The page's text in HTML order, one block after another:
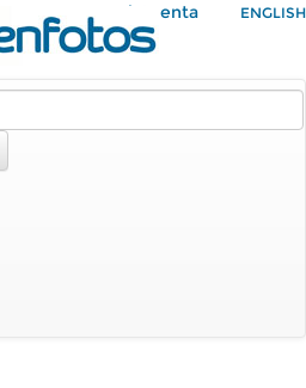
Mi Cuenta ENGLISH